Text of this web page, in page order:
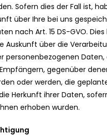
Sofern dies der Fall ist,
über Ihre bei uns
nach Art. 15 DS-GVO.
Auskunft über die
personenbezogenen Daten,
gegenüber
oder werden, die
Herkunft ihrer Daten,
erhoben wurden.